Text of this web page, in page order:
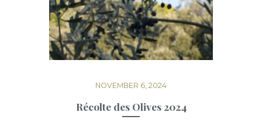
NOVEMBER 6, 2024
Récolte des Olives 2024